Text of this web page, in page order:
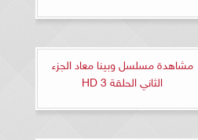
مشاهدة مسلسل وبينا معاد الجزء
الثاني الحلقة 3 HD